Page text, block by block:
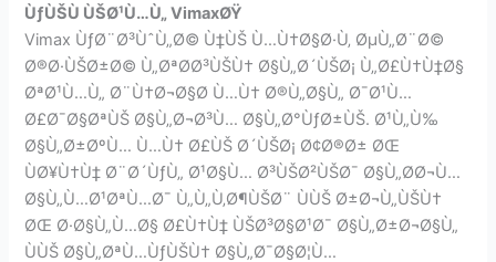
ÙƒÙŠÙ ÙŠØ¹Ù…Ù„ VimaxØŸ
Vimax ÙƒØ¨Ø³ÙˆÙ„Ø© Ù‡ÙŠ Ù…Ù†Ø§Ø·Ù‚ ØµÙ„Ø¨Ø©
Ø®Ø·ÙŠØ±Ø© Ù„ØªØ­Ø³ÙŠÙ† Ø§Ù„Ø´ÙŠØ¡ Ù„Ø£Ù†Ù‡Ø§
ØªØ¹Ù…Ù„ Ø¨Ù†Ø¬Ø§Ø­ Ù…Ù† Ø®Ù„Ø§Ù„ Ø¯Ø¹Ù…
Ø£Ø¯Ø§ØªÙŠ Ø§Ù„Ø¬Ø³Ù… Ø§Ù„Ø°ÙƒØ±ÙŠ. Ø¹Ù„Ù‰
Ø§Ù„Ø±ØºÙ… Ù…Ù† Ø£ÙŠ Ø´ÙŠØ¡ Ø¢Ø®Ø± ØŒ
ÙØ¥Ù†Ù‡ Ø¨Ø´ÙƒÙ„ Ø¹Ø§Ù… Ø³ÙŠØ²ÙŠØ¯ Ø§Ù„Ø­Ø¬Ù…
Ø§Ù„Ù…Ø¹ØªÙ…Ø¯ Ù„Ù„Ù‚Ø¶ÙŠØ¨ ÙÙŠ Ø±Ø¬Ù„ÙŠÙ†
ØŒ Ø·Ø§Ù„Ù…Ø§ Ø£Ù†Ù‡ ÙŠØ³Ø§Ø¹Ø¯ Ø§Ù„Ø±Ø¬Ø§Ù„
ÙÙŠ Ø§Ù„ØªÙ…ÙƒÙŠÙ† Ø§Ù„Ø¯Ø§Ø¦Ù…